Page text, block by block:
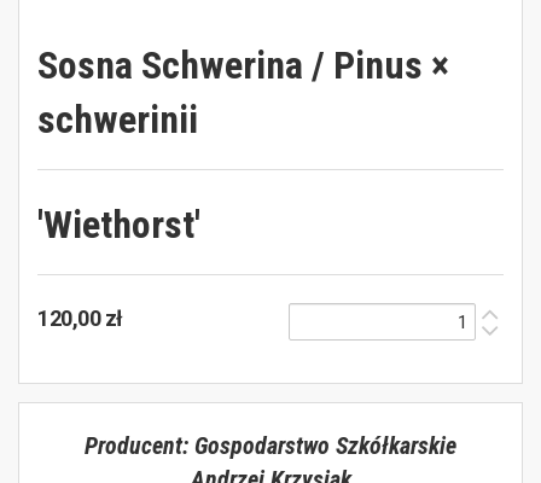
Sosna Schwerina / Pinus ×
schwerinii
'Wiethorst'
120,00 zł
Producent: Gospodarstwo Szkółkarskie